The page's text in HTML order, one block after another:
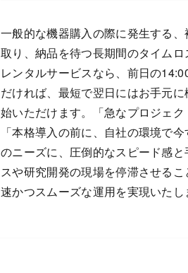
一般的な機器購入の際に発生する
取り、納品を待つ長期間のタイム
レンタルサービスなら、前日の
だければ、最短で翌日にはお手元
始いただけます。「急なプロジェク
「本格導入の前に、自社の環境で
のニーズに、圧倒的なスピード感
スや研究開発の現場を停滞させる
速かつスムーズな運用を実現いたし